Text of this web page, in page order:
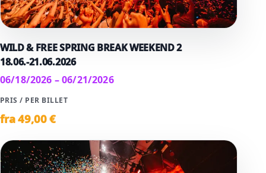
WILD & FREE SPRING BREAK WEEKEND 2
18.06.-21.06.2026
06/18/2026 – 06/21/2026
PRIS / PER BILLET
fra49,00 €